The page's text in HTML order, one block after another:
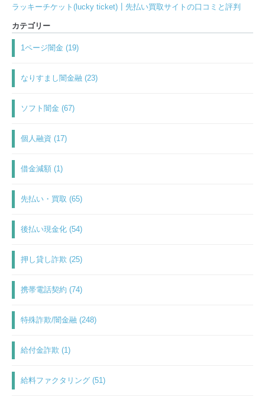
ラッキーチケット(lucky ticket)┃先払い買取サイトの口コミと評判
カテゴリー
1ページ闇金 (19)
なりすまし闇金融 (23)
ソフト闇金 (67)
個人融資 (17)
借金減額 (1)
先払い・買取 (65)
後払い現金化 (54)
押し貸し詐欺 (25)
携帯電話契約 (74)
特殊詐欺/闇金融 (248)
給付金詐欺 (1)
給料ファクタリング (51)